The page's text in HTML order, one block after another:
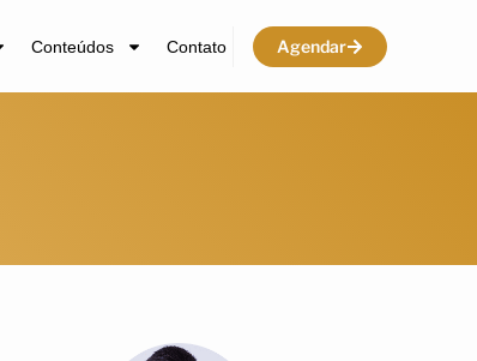
Conteúdos Contato Agendar